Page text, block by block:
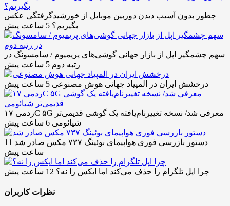
چطور بدون آسیب دیدن دوربین موبایل از خورشیدگرفتگی عکس
بگیریم؟ 5 ساعت پیش
سهم چشمگیر اپل از بازار جهانی گوشی‌های پریمیوم / سامسونگ در
رتبه دوم 5 ساعت پیش
درخشش ایران در المپیاد جهانی هوش مصنوعی 5 ساعت پیش
ردمی ۱۷C ۵G معرفی شد/ نسخه تغییرنام‌یافته یک گوشی قدیمی‌تر
شیائومی 6 ساعت پیش
دستور بازرسی فوری هواپیمای بوئینگ ۷۳۷ مکس صادر شد
11
ساعت پیش
چرا اپل تلگرام را حذف می‌کند اما ایکس را نه؟ 12 ساعت پیش
نظرات کاربران